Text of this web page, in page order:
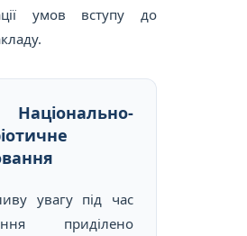
умов вступу до
увагу під час
приділено